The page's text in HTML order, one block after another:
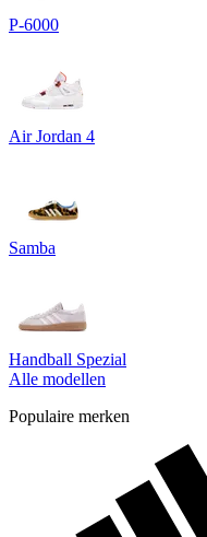
P-6000
Air Jordan 4
Samba
Handball Spezial
Alle modellen
Populaire merken